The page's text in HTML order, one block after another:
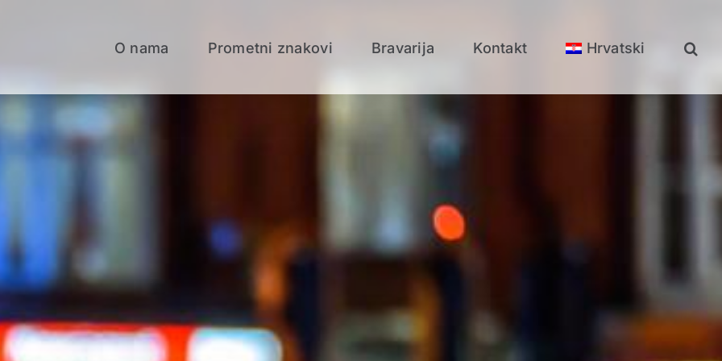
O nama Prometni znakovi Bravarija Kontakt Hrvatski